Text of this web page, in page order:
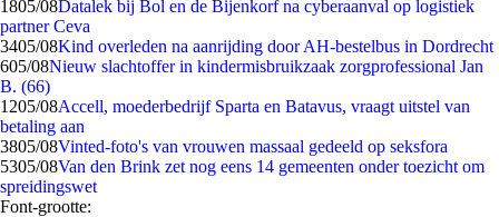
1805/08Datalek bij Bol en de Bijenkorf na cyberaanval op logistiek
partner Ceva
3405/08Kind overleden na aanrijding door AH-bestelbus in Dordrecht
605/08Nieuw slachtoffer in kindermisbruikzaak zorgprofessional Jan
B. (66)
1205/08Accell, moederbedrijf Sparta en Batavus, vraagt uitstel van
betaling aan
3805/08Vinted-foto's van vrouwen massaal gedeeld op seksfora
5305/08Van den Brink zet nog eens 14 gemeenten onder toezicht om
spreidingswet
Font-grootte: